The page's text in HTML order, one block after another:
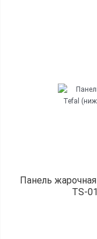
Панель
TS-